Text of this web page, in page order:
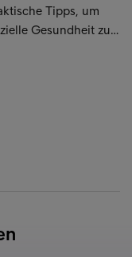
Tipps, um
Gesundheit zu…